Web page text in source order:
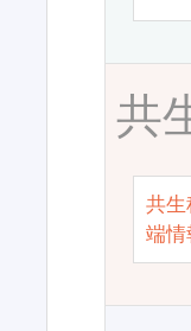
共
共
端情